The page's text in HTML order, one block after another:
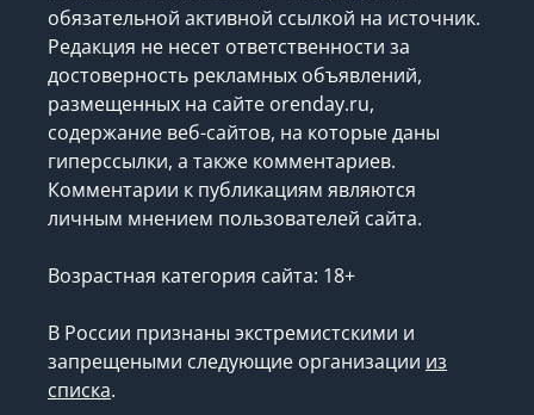
обязательной активной ссылкой на источник.
Редакция не несет ответственности за
достоверность рекламных объявлений,
размещенных на сайте orenday.ru,
содержание веб-сайтов, на которые даны
гиперссылки, а также комментариев.
Комментарии к публикациям являются
личным мнением пользователей сайта.
Возрастная категория сайта: 18+
В России признаны экстремистскими и
запрещеными следующие организации из
списка.